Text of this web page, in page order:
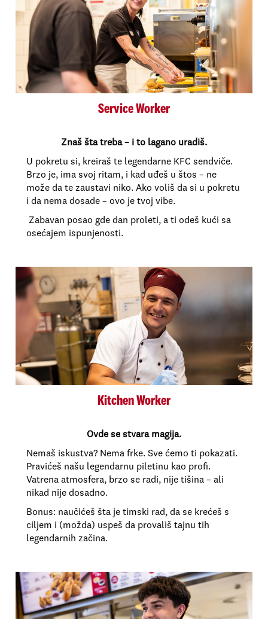
Service Worker
Znaš šta treba – i to lagano uradiš.
U pokretu si, kreiraš te legendarne KFC sendviče.
Brzo je, ima svoj ritam, i kad uđeš u štos – ne
može da te zaustavi niko. Ako voliš da si u pokretu
i da nema dosade – ovo je tvoj vibe.
Zabavan posao gde dan proleti, a ti odeš kući sa
osećajem ispunjenosti.
Kitchen Worker
Ovde se stvara magija.
Nemaš iskustva? Nema frke. Sve ćemo ti pokazati.
Pravićeš našu legendarnu piletinu kao profi.
Vatrena atmosfera, brzo se radi, nije tišina – ali
nikad nije dosadno.
Bonus: naučićeš šta je timski rad, da se krećeš s
ciljem i (možda) uspeš da provališ tajnu tih
legendarnih začina.